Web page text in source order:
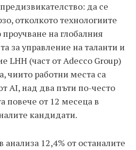
да се
отколкото технологиите
проучване на глобалния
за управление на таланти и
LHH (част от Adecco Group)
чиито работни места са
AI, над два пъти по-често
повече от 12 месеца в
кандидати.
12,4% от останалите